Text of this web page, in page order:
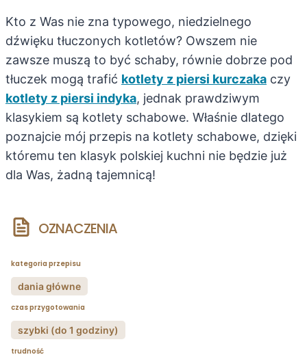
Kto z Was nie zna typowego, niedzielnego
dźwięku tłuczonych kotletów? Owszem nie
zawsze muszą to być schaby, równie dobrze pod
tłuczek mogą trafić kotlety z piersi kurczaka czy
kotlety z piersi indyka, jednak prawdziwym
klasykiem są kotlety schabowe. Właśnie dlatego
poznajcie mój przepis na kotlety schabowe, dzięki
któremu ten klasyk polskiej kuchni nie będzie już
dla Was, żadną tajemnicą!
OZNACZENIA
kategoria przepisu
dania główne
czas przygotowania
szybki (do 1 godziny)
trudność